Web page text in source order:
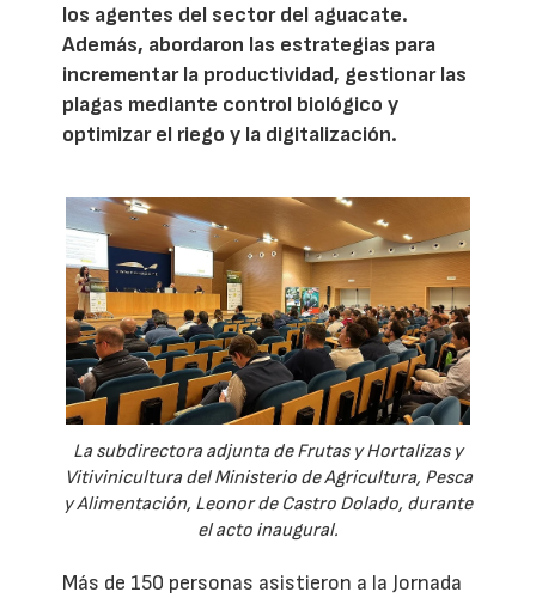
los agentes del sector del aguacate.
Además, abordaron las estrategias para
incrementar la productividad, gestionar las
plagas mediante control biológico y
optimizar el riego y la digitalización.
La subdirectora adjunta de Frutas y Hortalizas y
Vitivinicultura del Ministerio de Agricultura, Pesca
y Alimentación, Leonor de Castro Dolado, durante
el acto inaugural.
Más de 150 personas asistieron a la Jornada